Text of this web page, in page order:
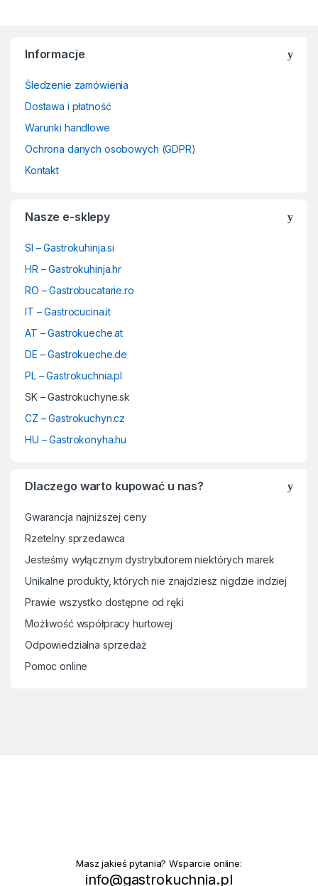
Informacje
Śledzenie zamówienia
Dostawa i płatność
Warunki handlowe
Ochrona danych osobowych (GDPR)
Kontakt
Nasze e-sklepy
SI – Gastrokuhinja.si
HR – Gastrokuhinja.hr
RO – Gastrobucatarie.ro
IT – Gastrocucina.it
AT – Gastrokueche.at
DE – Gastrokueche.de
PL – Gastrokuchnia.pl
SK – Gastrokuchyne.sk
CZ – Gastrokuchyn.cz
HU – Gastrokonyha.hu
Dlaczego warto kupować u nas?
Gwarancja najniższej ceny
Rzetelny sprzedawca
Jesteśmy wyłącznym dystrybutorem niektórych marek
Unikalne produkty, których nie znajdziesz nigdzie indziej
Prawie wszystko dostępne od ręki
Możliwość współpracy hurtowej
Odpowiedzialna sprzedaż
Pomoc online
Masz jakieś pytania? Wsparcie online:
info@gastrokuchnia.pl